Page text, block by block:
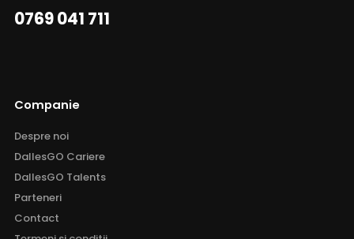
0769 041 711
Companie
Despre noi
DallesGO Cariere
DallesGO Talents
Parteneri
Contact